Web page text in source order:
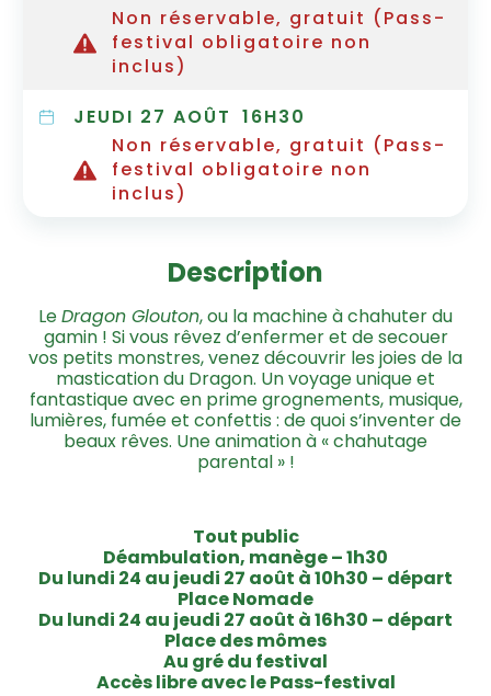
Non réservable, gratuit (Pass-
festival obligatoire non
inclus)
JEUDI 27 AOÛT 16H30
Non réservable, gratuit (Pass-
festival obligatoire non
inclus)
Description
LeDragon Glouton, ou la machine à chahuter du
gamin ! Si vous rêvez d’enfermer et de secouer
vos petits monstres, venez découvrir les joies de la
mastication du Dragon. Un voyage unique et
fantastique avec en prime grognements, musique,
lumières, fumée et confettis : de quoi s’inventer de
beaux rêves. Une animation à « chahutage
parental » !
Tout public
Déambulation, manège – 1h30
Du lundi 24 au jeudi 27 août à 10h30 – départ
Place Nomade
Du lundi 24 au jeudi 27 août à 16h30 – départ
Place des mômes
Au gré du festival
Accès libre avec le Pass-festival